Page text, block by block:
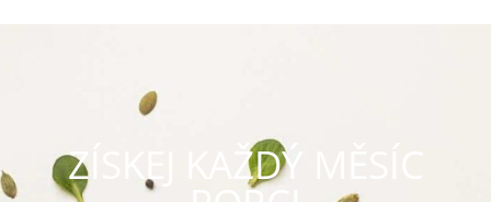
ZÍSKEJ KAŽDÝ MĚSÍC